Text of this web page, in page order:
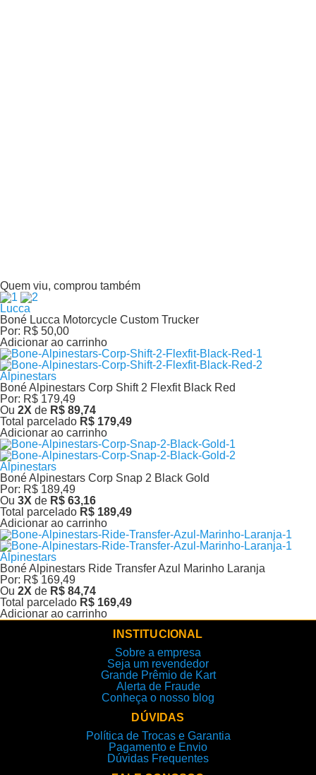
Quem viu, comprou também
Lucca
Boné Lucca Motorcycle Custom Trucker
Por: R$ 50,00
Adicionar ao carrinho
Alpinestars
Boné Alpinestars Corp Shift 2 Flexfit Black Red
Por: R$ 179,49
Ou 2X de R$ 89,74
Total parcelado R$ 179,49
Adicionar ao carrinho
Alpinestars
Boné Alpinestars Corp Snap 2 Black Gold
Por: R$ 189,49
Ou 3X de R$ 63,16
Total parcelado R$ 189,49
Adicionar ao carrinho
Alpinestars
Boné Alpinestars Ride Transfer Azul Marinho Laranja
Por: R$ 169,49
Ou 2X de R$ 84,74
Total parcelado R$ 169,49
Adicionar ao carrinho
INSTITUCIONAL
Sobre a empresa
Seja um revendedor
Grande Prêmio de Kart
Alerta de Fraude
Conheça o nosso blog
DÚVIDAS
Política de Trocas e Garantia
Pagamento e Envio
Dúvidas Frequentes